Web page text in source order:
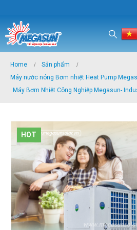
Home
Sản phẩm
Máy nước nóng Bơm nhiệt Heat Pump
Máy Bơm Nhiệt Công Nghiệp Megasun-
HOT